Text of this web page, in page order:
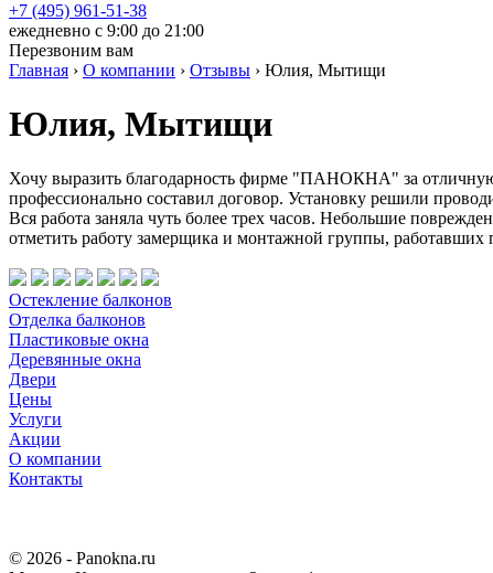
+7 (495) 961-51-38
ежедневно c 9:00 до 21:00
Перезвоним вам
Главная › О компании › Отзывы › Юлия, Мытищи
Юлия, Мытищи
Хочу выразить благодарность фирме "ПАНОКНА" за отличную
профессионально составил договор. Установку решили
Вся работа заняла чуть более трех часов. Небольшие
отметить работу замерщика и монтажной группы,
Остекление балконов
Отделка балконов
Пластиковые окна
Деревянные окна
Двери
Цены
Услуги
Акции
О компании
Контакты
© 2026 - Panokna.ru